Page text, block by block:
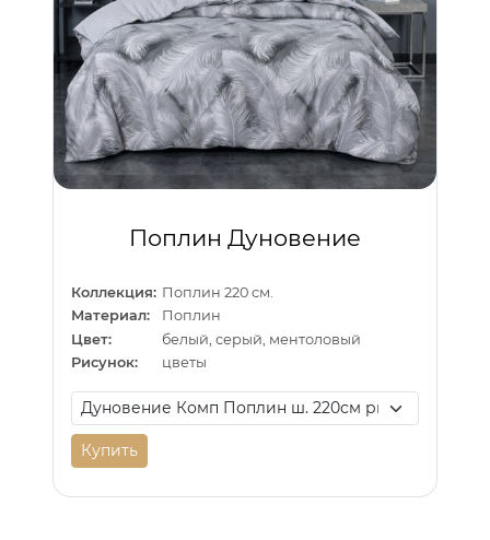
Поплин Дуновение
Коллекция: Поплин 220 см.
Материал:
Поплин
Цвет:
белый, серый, ментоловый
Рисунок:
цветы
Купить